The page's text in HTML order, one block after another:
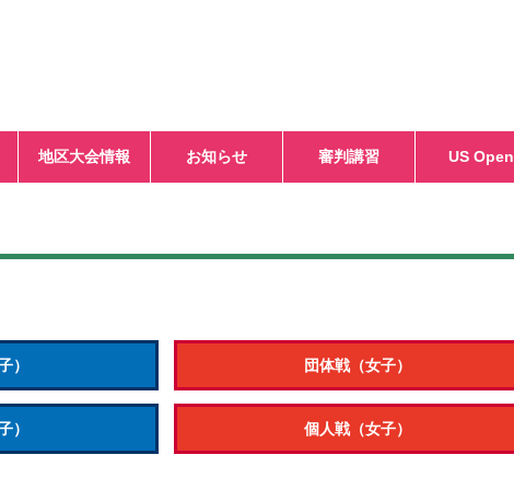
地区大会情報 お知らせ 審判講習 US Open
）
）
団体戦（女子）
個人戦（女子）